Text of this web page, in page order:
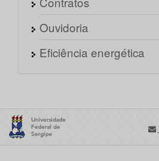
Ouvidoria
Eficiência energética